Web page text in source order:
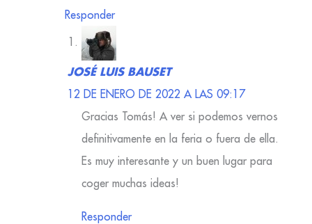
Responder
JOSÉ LUIS BAUSET
12 DE ENERO DE 2022 A LAS 09:17
Gracias Tomás! A ver si podemos vernos
definitivamente en la feria o fuera de ella.
Es muy interesante y un buen lugar para
coger muchas ideas!
Responder